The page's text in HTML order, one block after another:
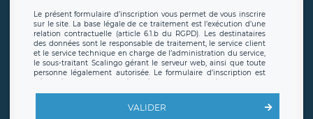
Le présent formulaire d’inscription vous permet de vous inscrire
sur le site. La base légale de ce traitement est l’exécution d’une
relation contractuelle (article 6.1.b du RGPD). Les destinataires
des données sont le responsable de traitement, le service client
et le service technique en charge de l’administration du service,
le sous-traitant Scalingo gérant le serveur web, ainsi que toute
personne légalement autorisée. Le formulaire d’inscription est
offrant desclauses de protection conformes au RGPD. Les
en sollicite la suppression, étant entendu que vous pouvez
VALIDER